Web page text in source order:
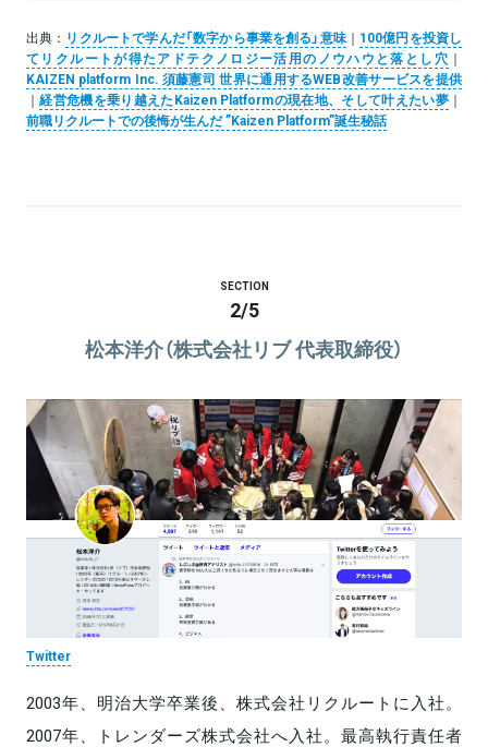
出典： リクルートで学んだ「数字から事業を創る」意味｜ 100億円を投資し
てリクルートが得たアドテクノロジー活用のノウハウと落とし穴 ｜
KAIZEN platform Inc. 須藤憲司 世界に通用するWEB改善サービスを提供
｜経営危機を乗り越えたKaizen Platformの現在地、そして叶えたい夢 ｜
前職リクルートでの後悔が生んだ ”Kaizen Platform”誕生秘話
SECTION
2/5
松本洋介（株式会社リブ 代表取締役）
Twitter
2003年、明治大学卒業後、株式会社リクルートに入社。
2007年、トレンダーズ株式会社へ入社。最高執行責任者